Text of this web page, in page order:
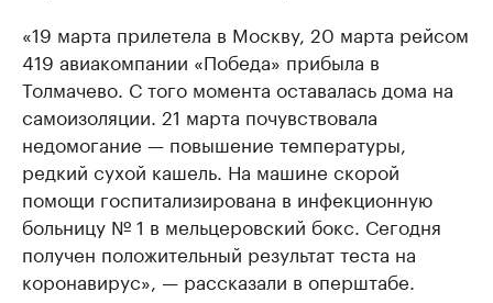
«19 марта прилетела в Москву, 20 марта рейсом
419 авиакомпании «Победа» прибыла в
Толмачево. С того момента оставалась дома на
самоизоляции. 21 марта почувствовала
недомогание — повышение температуры,
редкий сухой кашель. На машине скорой
помощи госпитализирована в инфекционную
больницу № 1 в мельцеровский бокс. Сегодня
получен положительный результат теста на
коронавирус», — рассказали в оперштабе.